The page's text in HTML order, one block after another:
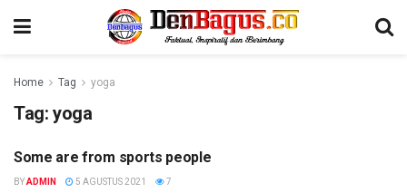
Home Tag yoga
Tag: yoga
LIFE & FITNESS
Some are from sports people
BYADMIN 5 AGUSTUS 2021 7